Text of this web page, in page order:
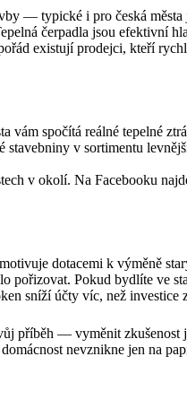
— typické i pro česká
čerpadla jsou efektivní
existují prodejci, kteří
vám spočítá reálné tepelné
stavebniny v sortimentu
v okolí. Na Facebooku
dotacemi k výměně
pořizovat. Pokud bydlíte ve
sníží účty víc, než investice
příběh — vyměnit zkušenost
nevznikne jen na